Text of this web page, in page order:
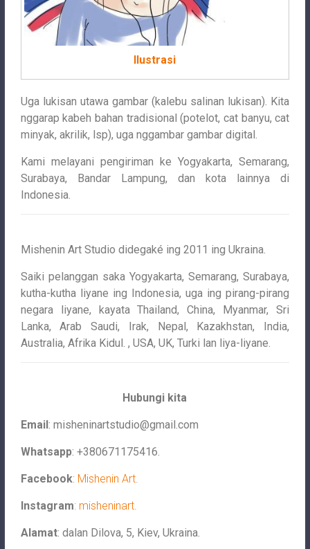
Ilustrasi
Uga lukisan utawa gambar (kalebu salinan lukisan). Kita
nggarap kabeh bahan tradisional (potelot, cat banyu, cat
minyak, akrilik, lsp), uga nggambar gambar digital.
Kami melayani pengiriman ke Yogyakarta, Semarang,
Surabaya, Bandar Lampung, dan kota lainnya di
Indonesia.
Mishenin Art Studio didegaké ing 2011 ing Ukraina.
Saiki pelanggan saka Yogyakarta, Semarang, Surabaya,
kutha-kutha liyane ing Indonesia, uga ing pirang-pirang
negara liyane, kayata Thailand, China, Myanmar, Sri
Lanka, Arab Saudi, Irak, Nepal, Kazakhstan, India,
Australia, Afrika Kidul. , USA, UK, Turki lan liya-liyane.
Hubungi kita
Email : misheninartstudio@gmail.com
Whatsapp: +380671175416.
Facebook: Mishenin Art.
Instagram: misheninart.
Alamat: dalan Dilova, 5, Kiev, Ukraina.